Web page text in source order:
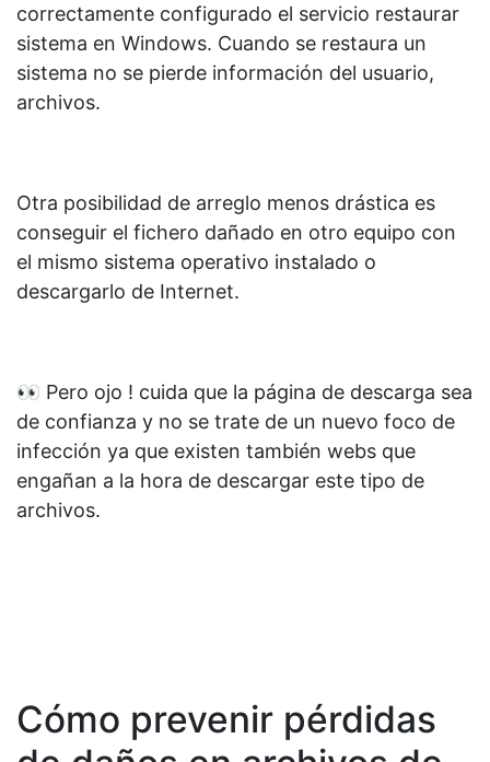
correctamente configurado el servicio restaurar
sistema en Windows. Cuando se restaura un
sistema no se pierde información del usuario,
archivos.
Otra posibilidad de arreglo menos drástica es
conseguir el fichero dañado en otro equipo con
el mismo sistema operativo instalado o
descargarlo de Internet.
👀 Pero ojo ! cuida que la página de descarga sea
de confianza y no se trate de un nuevo foco de
infección ya que existen también webs que
engañan a la hora de descargar este tipo de
archivos.
Cómo prevenir pérdidas